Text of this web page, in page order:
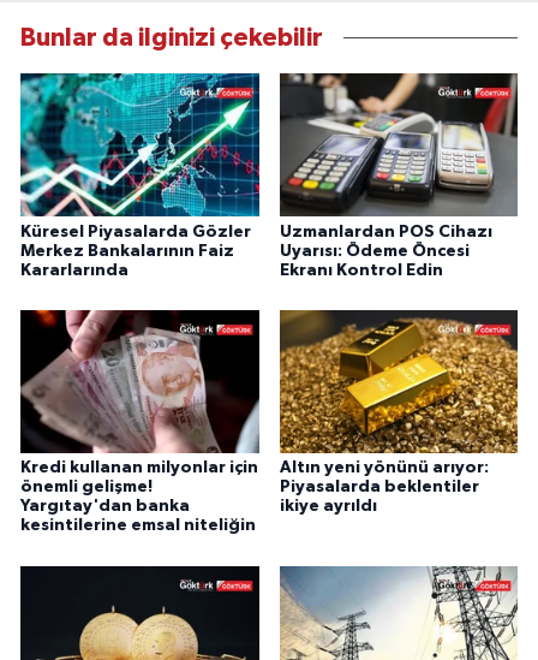
Bunlar da ilginizi çekebilir
Küresel Piyasalarda Gözler
Merkez Bankalarının Faiz
Kararlarında
Uzmanlardan POS Cihazı
Uyarısı: Ödeme Öncesi
Ekranı Kontrol Edin
Kredi kullanan milyonlar için
önemli gelişme!
Yargıtay'dan banka
kesintilerine emsal niteliğin
Altın yeni yönünü arıyor:
Piyasalarda beklentiler
ikiye ayrıldı